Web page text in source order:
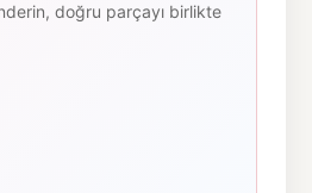
doğru parçayı birlikte